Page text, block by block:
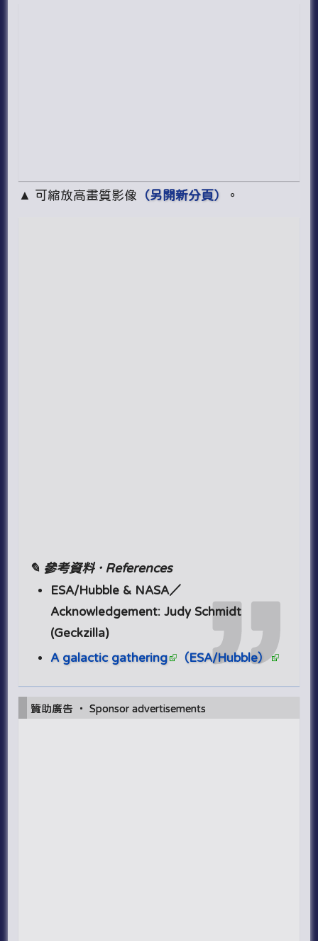
▲ 可縮放高畫質影像 （另開新分頁） 。
✎ 參考資料 · References
ESA/Hubble & NASA／
Acknowledgement: Judy Schmidt
(Geckzilla)
A galactic gathering （ESA/Hubble）
贊助廣告 ‧ Sponsor advertisements